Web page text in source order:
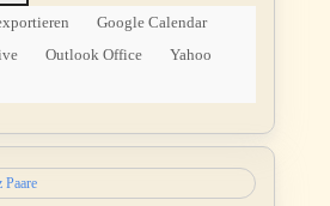
Google Calendar
Outlook Office
Yahoo
Paare